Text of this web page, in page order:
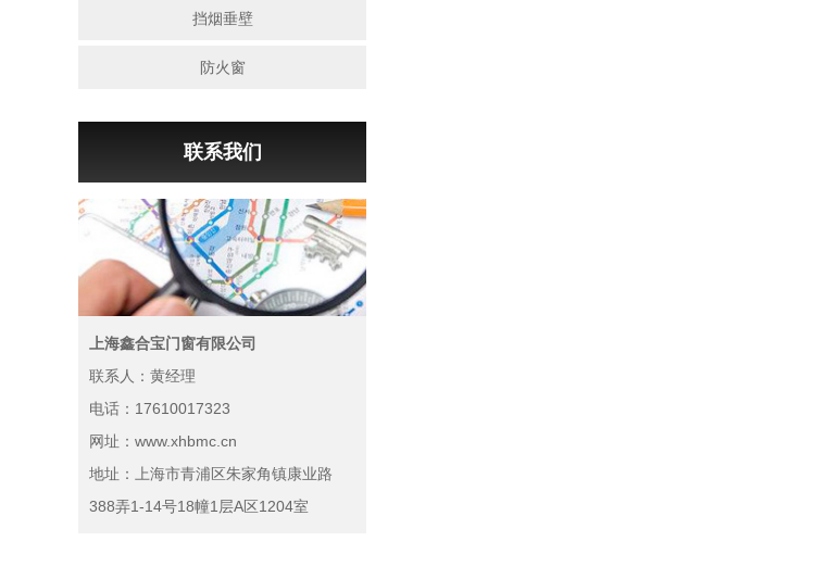
挡烟垂壁
防火窗
联系我们
上海鑫合宝门窗有限公司
联系人：黄经理
电话：17610017323
网址：www.xhbmc.cn
地址：上海市青浦区朱家角镇康业路
388弄1-14号18幢1层A区1204室